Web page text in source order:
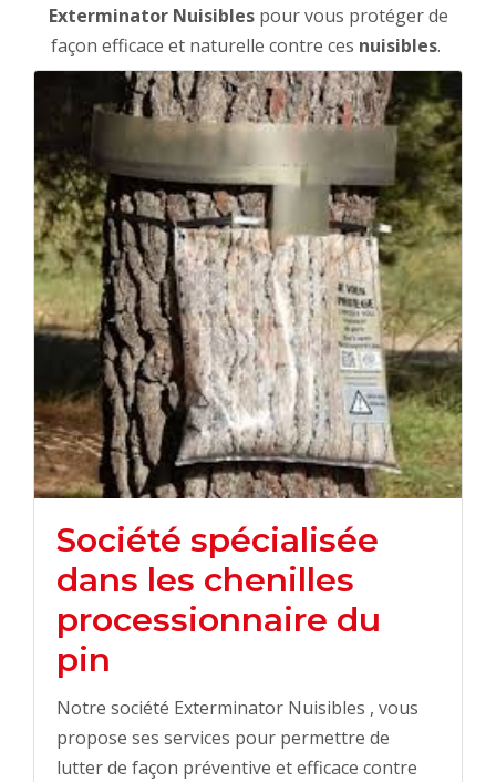
Exterminator Nuisiblespour vous protéger de
façon efficace et naturelle contre ces nuisibles.
Société spécialisée
dans les chenilles
processionnaire du
pin
Notre société Exterminator Nuisibles , vous
propose ses services pour permettre de
lutter de façon préventive et efficace contre